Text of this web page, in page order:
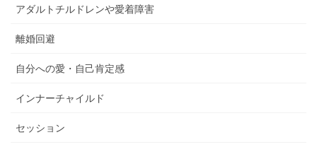
アダルトチルドレンや愛着障害
離婚回避
自分への愛・自己肯定感
インナーチャイルド
セッション